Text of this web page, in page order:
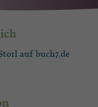
auf buch7.de